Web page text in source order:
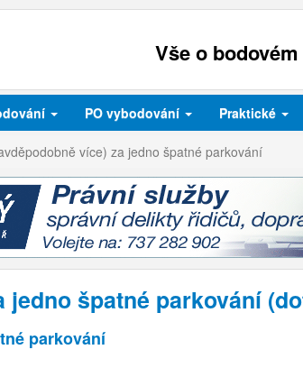
Vše o
PO vybodování Praktické
více) za jedno špatné parkování
špatné parkování
parkování